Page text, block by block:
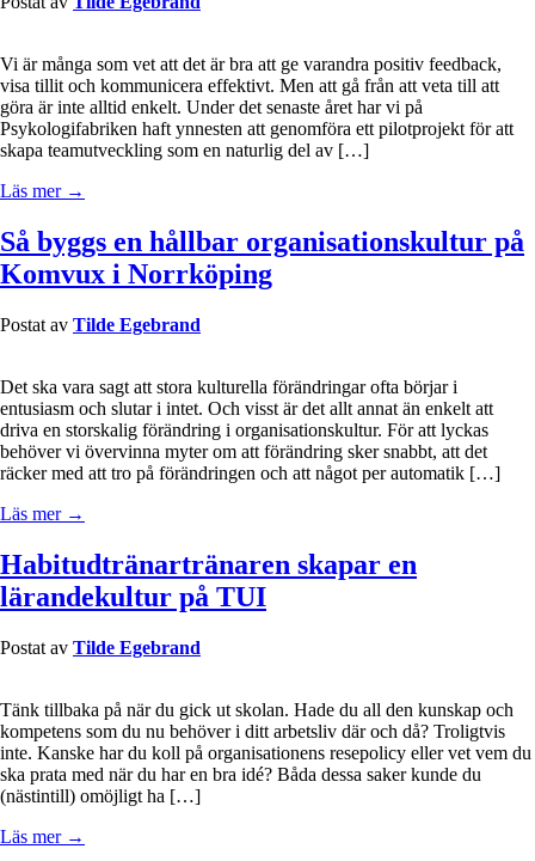
Vi är många som vet att det är bra att ge varandra positiv feedback,
visa tillit och kommunicera effektivt. Men att gå från att veta till att
göra är inte alltid enkelt. Under det senaste året har vi på
Psykologifabriken haft ynnesten att genomföra ett pilotprojekt för att
skapa teamutveckling som en naturlig del av […]
Läs mer →
Så byggs en hållbar organisationskultur på
Komvux i Norrköping
Postat av Tilde Egebrand
Det ska vara sagt att stora kulturella förändringar ofta börjar i
entusiasm och slutar i intet. Och visst är det allt annat än enkelt att
driva en storskalig förändring i organisationskultur. För att lyckas
behöver vi övervinna myter om att förändring sker snabbt, att det
räcker med att tro på förändringen och att något per automatik […]
Läs mer →
Habitudtränartränaren skapar en
lärandekultur på TUI
Postat av Tilde Egebrand
Tänk tillbaka på när du gick ut skolan. Hade du all den kunskap och
kompetens som du nu behöver i ditt arbetsliv där och då? Troligtvis
inte. Kanske har du koll på organisationens resepolicy eller vet vem du
ska prata med när du har en bra idé? Båda dessa saker kunde du
(nästintill) omöjligt ha […]
Läs mer →